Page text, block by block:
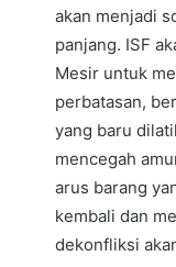
akan menjadi
panjang. ISF
Mesir untuk
perbatasan,
yang baru
mencegah
arus barang
kembali dan
dekonfliksi